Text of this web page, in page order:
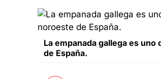
La empanada gallega es
de España.